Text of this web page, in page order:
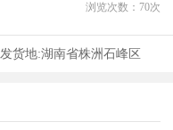
浏览次数： 70次
发货地:湖南省株洲石峰区